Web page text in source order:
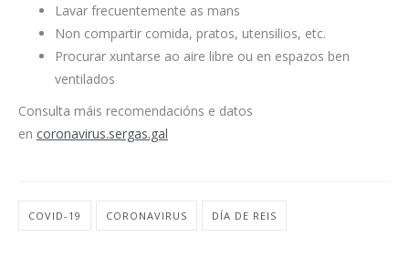
Lavar frecuentemente as mans
Non compartir comida, pratos, utensilios, etc.
Procurar xuntarse ao aire libre ou en espazos ben
ventilados
Consulta máis recomendacións e datos
en coronavirus.sergas.gal
COVID-19 CORONAVIRUS DÍA DE REIS